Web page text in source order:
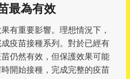
最為有效
有重要影響。理想情況下，
疫苗接種系列。對於已經有
仍然有效，但保護效果可能
開始接種，完成完整的疫苗